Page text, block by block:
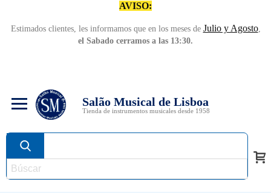
AVISO:
Estimados clientes, les informamos que en los meses de Julio y Agosto,
el Sabado cerramos a las 13:30.
Salão Musical de Lisboa
Tienda de instrumentos musicales desde 1958